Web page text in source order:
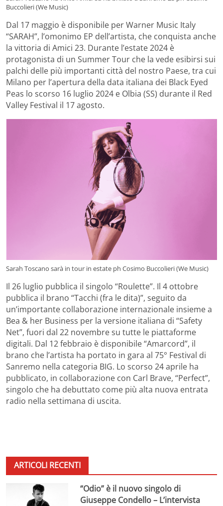
Buccolieri (We Music)
Dal 17 maggio è disponibile per Warner Music Italy
“SARAH”, l’omonimo EP dell’artista, che conquista anche
la vittoria di Amici 23. Durante l’estate 2024 è
protagonista di un Summer Tour che la vede esibirsi sui
palchi delle più importanti città del nostro Paese, tra cui
Milano per l’apertura della data italiana dei Black Eyed
Peas lo scorso 16 luglio 2024 e Olbia (SS) durante il Red
Valley Festival il 17 agosto.
Sarah Toscano sarà in tour in estate ph Cosimo Buccolieri (We Music)
Il 26 luglio pubblica il singolo “Roulette”. Il 4 ottobre
pubblica il brano “Tacchi (fra le dita)”, seguito da
un’importante collaborazione internazionale insieme a
Bea & her Business per la versione italiana di “Safety
Net”, fuori dal 22 novembre su tutte le piattaforme
digitali. Dal 12 febbraio è disponibile “Amarcord”, il
brano che l’artista ha portato in gara al 75° Festival di
Sanremo nella categoria BIG. Lo scorso 24 aprile ha
pubblicato, in collaborazione con Carl Brave, “Perfect”,
singolo che ha debuttato come più alta nuova entrata
radio nella settimana di uscita.
ARTICOLI RECENTI
“Odio” è il nuovo singolo di
Giuseppe Condello – L’intervista